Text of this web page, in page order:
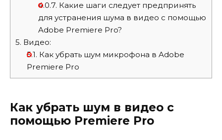
4.0.7. Какие шаги следует предпринять
для устранения шума в видео с помощью
Adobe Premiere Pro?
5. Видео:
5.1. Как убрать шум микрофона в Adobe
Premiere Pro
Как убрать шум в видео с
помощью Premiere Pro